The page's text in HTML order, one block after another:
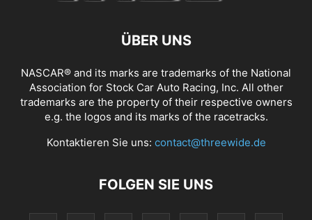
ÜBER UNS
NASCAR® and its marks are trademarks of the National
Association for Stock Car Auto Racing, Inc. All other
trademarks are the property of their respective owners
e.g. the logos and its marks of the racetracks.
Kontaktieren Sie uns: contact@threewide.de
FOLGEN SIE UNS